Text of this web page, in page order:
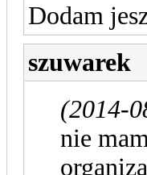
Dodam
szuwarek
(2014-
nie